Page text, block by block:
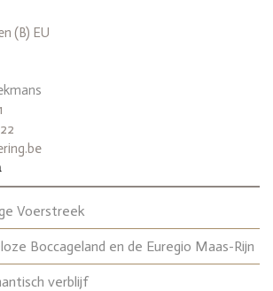
(B) EU
Voerstreek
Boccageland en de Euregio Maas-Rijn
verblijf